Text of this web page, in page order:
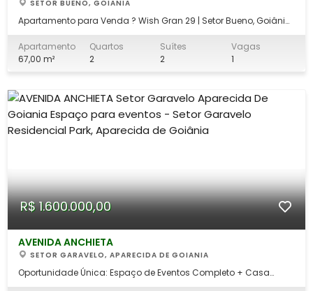
SETOR BUENO, GOIANIA
Apartamento para Venda ? Wish Gran 29 | Setor Bueno, Goiânia
mais exclusivos de Goiânia. Este apartamento no Wish Gran 29
combina design contemporâneo, acabamentos refinados e
Apartamento
67,00 m²
Quartos
2
Suítes
2
Vagas
1
R$ 1.600.000,00
AVENIDA ANCHIETA
SETOR GARAVELO, APARECIDA DE GOIANIA
Oportunidade Única: Espaço de Eventos Completo + Casa